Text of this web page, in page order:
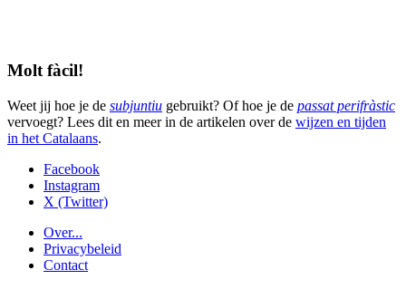
Molt fàcil!
Weet jij hoe je de subjuntiu gebruikt? Of hoe je de passat perifràstic
vervoegt? Lees dit en meer in de artikelen over de wijzen en tijden
in het Catalaans.
Facebook
Instagram
X (Twitter)
Over...
Privacybeleid
Contact